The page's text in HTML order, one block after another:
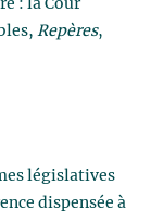
: la Cour
Repères,
législatives
dispensée à